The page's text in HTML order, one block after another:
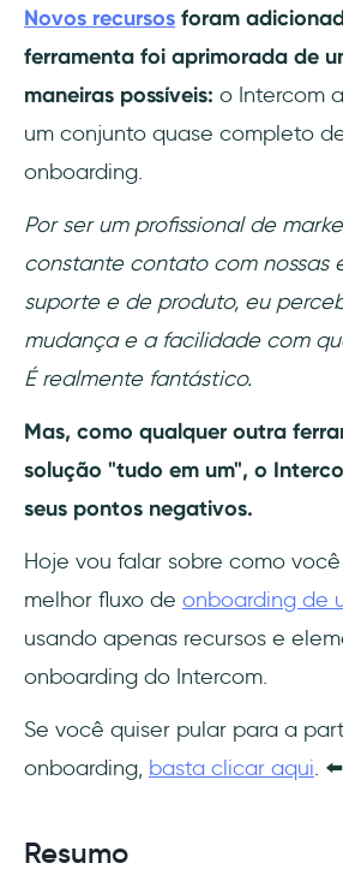
2- Configure o widget de
vivo
3- Prepare sua mensagem
o guia interativo do seu
5- Prepare as pesquisas
O Intercom Product Tours
Novos recursos foram
ferramenta foi aprimorada de
maneiras possíveis: o Intercom
um conjunto quase completo
onboarding.
Por ser um profissional de
constante contato com nossas
suporte e de produto, eu
mudança e a facilidade com
É realmente fantástico.
Mas, como qualquer outra
solução "tudo em um", o
seus pontos negativos.
Hoje vou falar sobre como
melhor fluxo de onboarding de
usando apenas recursos e
onboarding do Intercom.
Se você quiser pular para a
onboarding, basta clicar aqui. ⬅️
Resumo